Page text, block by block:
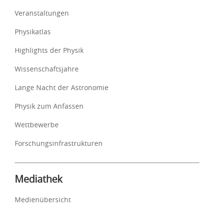
Veranstaltungen
Physikatlas
Highlights der Physik
Wissenschaftsjahre
Lange Nacht der Astronomie
Physik zum Anfassen
Wettbewerbe
Forschungsinfrastrukturen
Mediathek
Medienübersicht